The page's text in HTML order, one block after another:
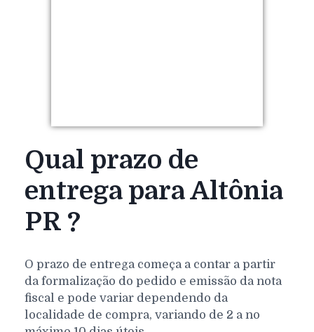
Qual prazo de
entrega para Altônia
PR ?
O prazo de entrega começa a contar a partir
da formalização do pedido e emissão da nota
fiscal e pode variar dependendo da
localidade de compra, variando de 2 a no